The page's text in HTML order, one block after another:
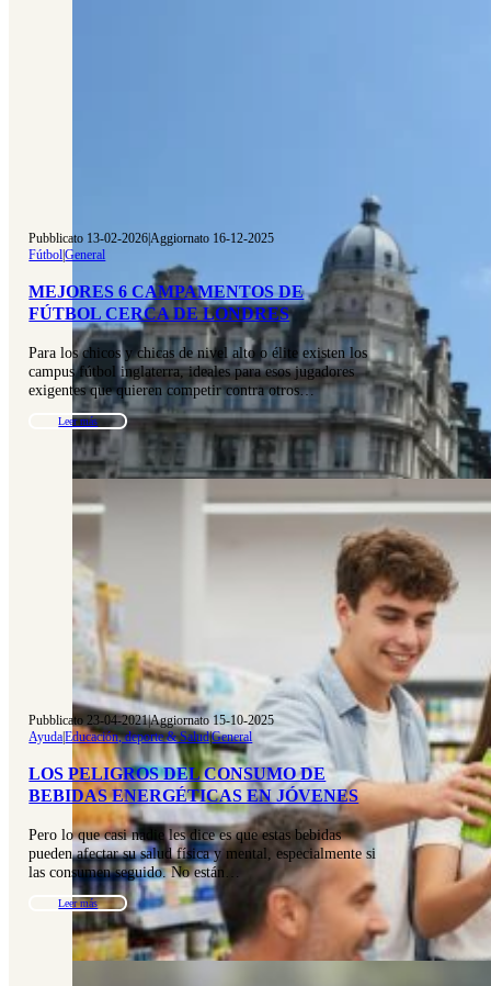
Pubblicato 13-02-2026|Aggiornato 16-12-2025
Fútbol|General
MEJORES 6 CAMPAMENTOS DE
FÚTBOL CERCA DE LONDRES
Para los chicos y chicas de nivel alto o élite existen los
campus fútbol inglaterra, ideales para esos jugadores
exigentes que quieren competir contra otros…
Leer más
Pubblicato 23-04-2021|Aggiornato 15-10-2025
Ayuda|Educación, deporte & Salud|General
LOS PELIGROS DEL CONSUMO DE
BEBIDAS ENERGÉTICAS EN JÓVENES
Pero lo que casi nadie les dice es que estas bebidas
pueden afectar su salud física y mental, especialmente si
las consumen seguido. No están…
Leer más